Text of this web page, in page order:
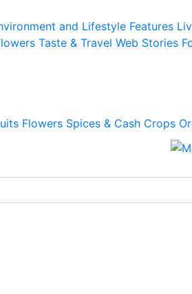
and Lifestyle Features
Taste & Travel Web Stories
Flowers Spices & Cash Crops